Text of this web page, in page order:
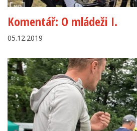
Komentář: O mládeži I.
05.12.2019